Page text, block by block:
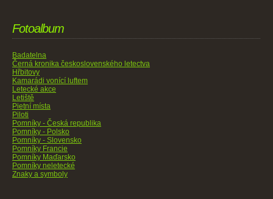
Fotoalbum
Badatelna
Černá kronika československého letectva
Hřbitovy
Kamarádi vonící luftem
Letecké akce
Letiště
Pietní místa
Piloti
Pomníky - Česká republika
Pomníky - Polsko
Pomníky - Slovensko
Pomníky Francie
Pomníky Maďarsko
Pomníky neletecké
Znaky a symboly